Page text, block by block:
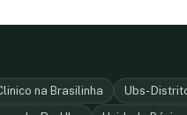
na Brasilinha Ubs-